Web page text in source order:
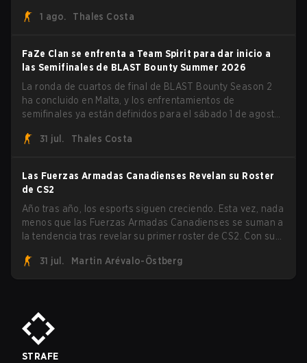
1 ago.
Thales Costa
FaZe Clan se enfrenta a Team Spirit para dar inicio a
las Semifinales de BLAST Bounty Summer 2026
La ronda de cuartos de final de BLAST Bounty Season 2
ha concluido en Malta, y los enfrentamientos de
semifinales ya están definidos para el sábado 1 de agosto.
sobrevivientes que aún luchan por el trofeo, mientras que
31 jul. Thales Costa
Las Fuerzas Armadas Canadienses Revelan su Roster
de CS2
Año tras año, los esports siguen creciendo. Esta vez, nada
menos que las Fuerzas Armadas Canadienses se suman a
la tendencia tras revelar su primer roster de CS2. Con su
unirá ahora a una competencia de CS para personal
militar destinada a expandir el alcance de los esports.
31 jul. Martin Arévalo-Östberg
STRAFE